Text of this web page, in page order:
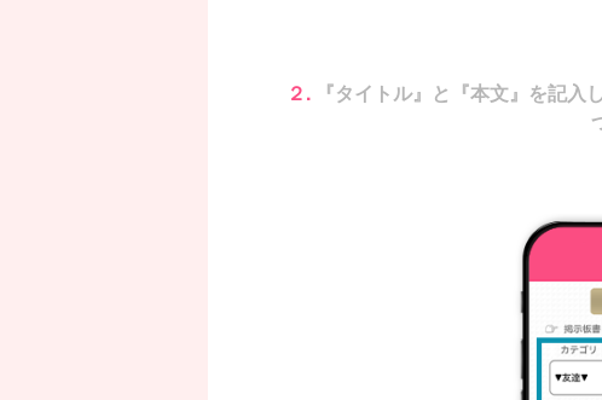
２.『タイトル』と『本文』を記入